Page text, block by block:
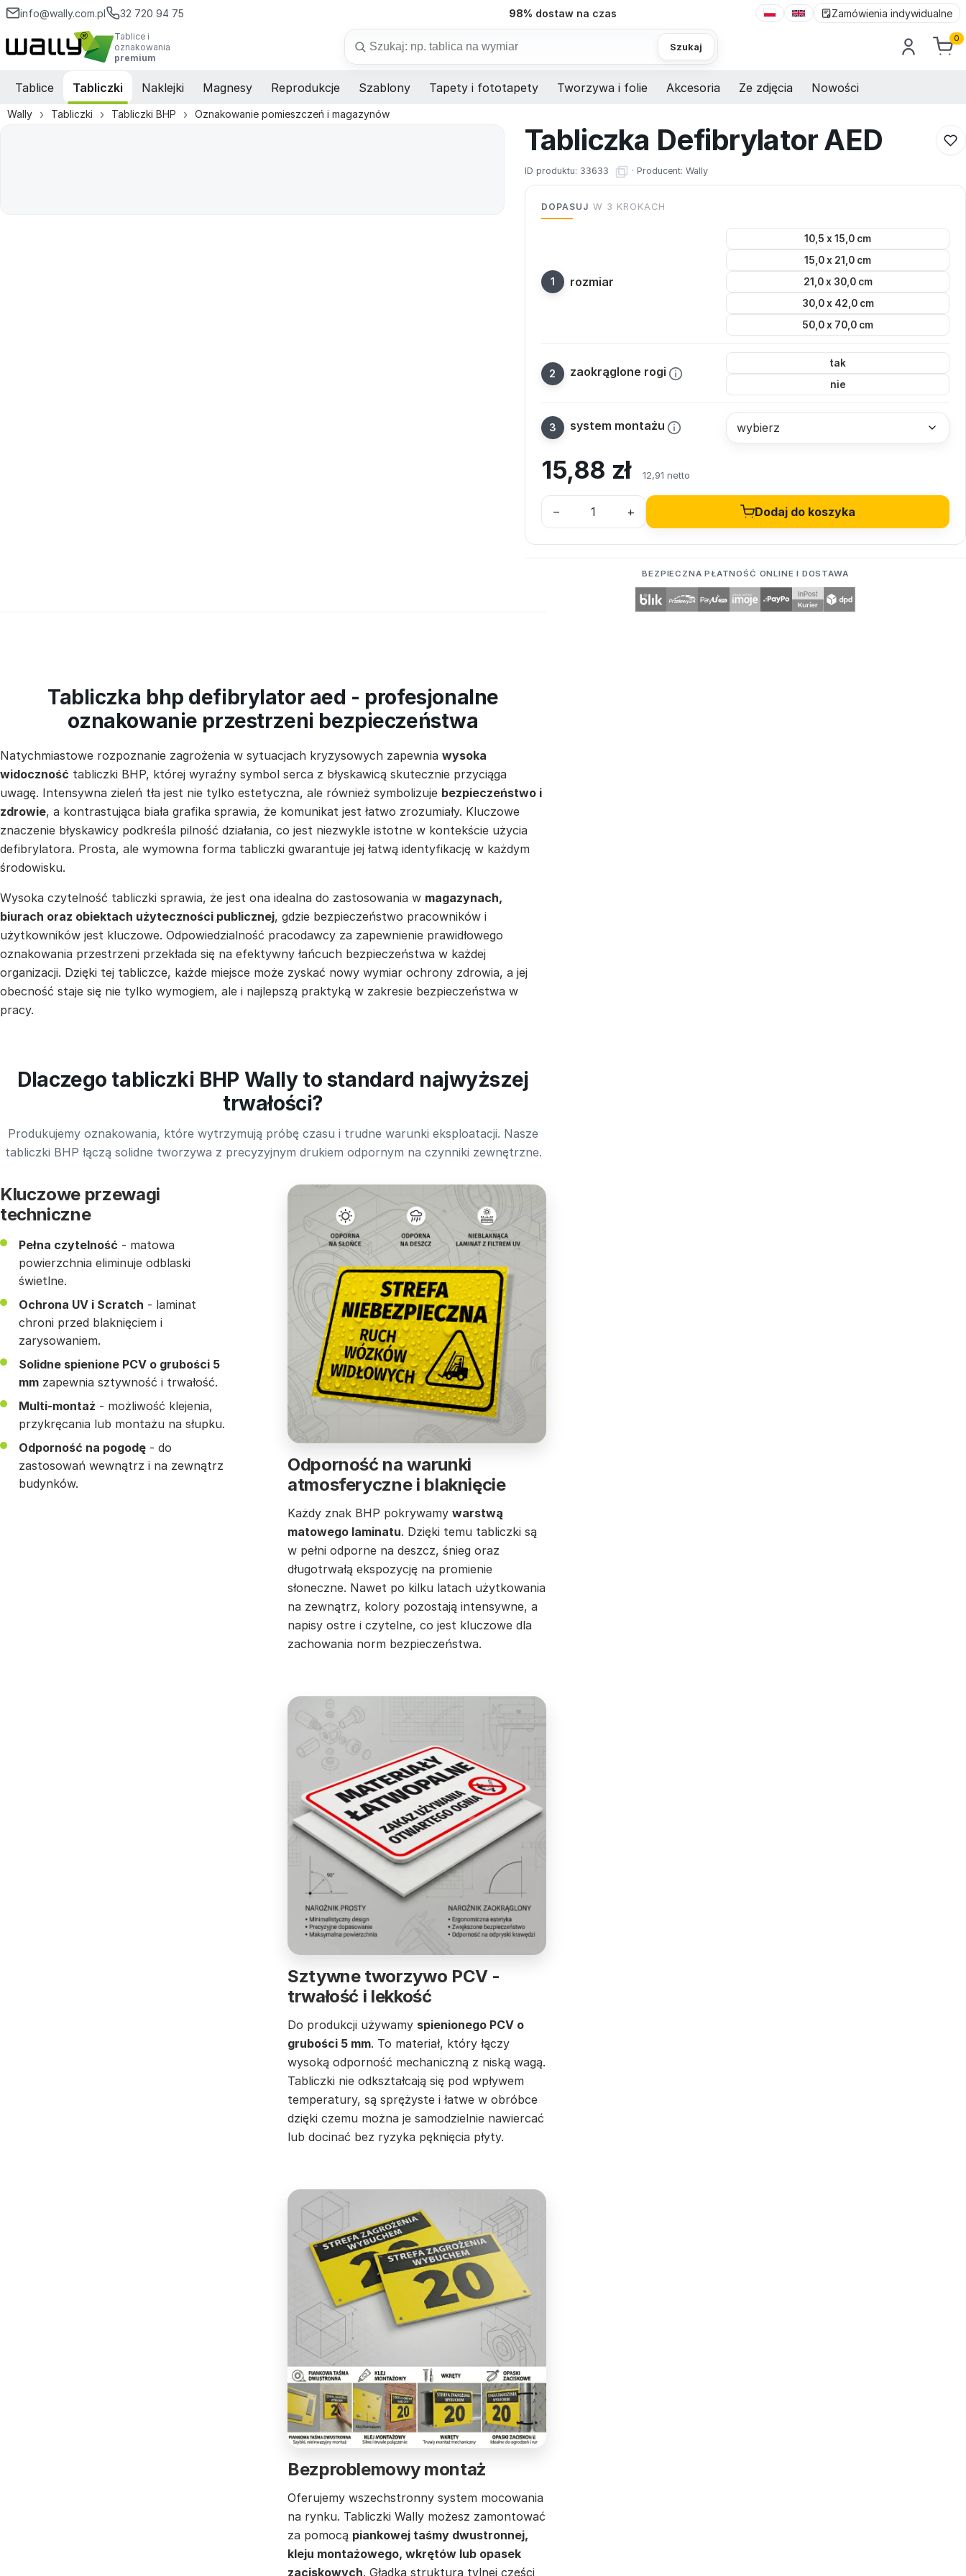
info@wally.com.pl 32 720 94 75 98% dostaw na czas Zamówienia indywidualne
Tablice i
oznakowania
premium
Szukaj
0
Tablice Tabliczki Naklejki Magnesy Reprodukcje Szablony Tapety i fototapety Tworzywa i folie Akcesoria Ze zdjęcia Nowości
Wally Tabliczki Tabliczki BHP Oznakowanie pomieszczeń i magazynów
Tabliczka Defibrylator AED
ID produktu: 33633 · Producent: Wally
DOPASUJ W 3 KROKACH
rozmiar
10,5 x 15,0 cm
15,0 x 21,0 cm
21,0 x 30,0 cm
30,0 x 42,0 cm
50,0 x 70,0 cm
zaokrąglone rogi
tak
nie
system montażu
15,88 zł 12,91 netto
– + Dodaj do koszyka
BEZPIECZNA PŁATNOŚĆ ONLINE I DOSTAWA
Tabliczka bhp defibrylator aed - profesjonalne
oznakowanie przestrzeni bezpieczeństwa
Natychmiastowe rozpoznanie zagrożenia w sytuacjach kryzysowych zapewnia wysoka
widoczność tabliczki BHP, której wyraźny symbol serca z błyskawicą skutecznie przyciąga
uwagę. Intensywna zieleń tła jest nie tylko estetyczna, ale również symbolizuje bezpieczeństwo i
zdrowie, a kontrastująca biała grafika sprawia, że komunikat jest łatwo zrozumiały. Kluczowe
znaczenie błyskawicy podkreśla pilność działania, co jest niezwykle istotne w kontekście użycia
defibrylatora. Prosta, ale wymowna forma tabliczki gwarantuje jej łatwą identyfikację w każdym
środowisku.
Wysoka czytelność tabliczki sprawia, że jest ona idealna do zastosowania w magazynach,
biurach oraz obiektach użyteczności publicznej, gdzie bezpieczeństwo pracowników i
użytkowników jest kluczowe. Odpowiedzialność pracodawcy za zapewnienie prawidłowego
oznakowania przestrzeni przekłada się na efektywny łańcuch bezpieczeństwa w każdej
organizacji. Dzięki tej tabliczce, każde miejsce może zyskać nowy wymiar ochrony zdrowia, a jej
obecność staje się nie tylko wymogiem, ale i najlepszą praktyką w zakresie bezpieczeństwa w
pracy.
Dlaczego tabliczki BHP Wally to standard najwyższej
trwałości?
Produkujemy oznakowania, które wytrzymują próbę czasu i trudne warunki eksploatacji. Nasze
tabliczki BHP łączą solidne tworzywa z precyzyjnym drukiem odpornym na czynniki zewnętrzne.
Kluczowe przewagi
techniczne
Pełna czytelność - matowa
powierzchnia eliminuje odblaski
świetlne.
Ochrona UV i Scratch - laminat
chroni przed blaknięciem i
zarysowaniem.
Solidne spienione PCV o grubości 5
mm zapewnia sztywność i trwałość.
Multi-montaż - możliwość klejenia,
przykręcania lub montażu na słupku.
Odporność na pogodę - do
zastosowań wewnątrz i na zewnątrz
budynków.
Odporność na warunki
atmosferyczne i blaknięcie
Każdy znak BHP pokrywamy warstwą
matowego laminatu. Dzięki temu tabliczki są
w pełni odporne na deszcz, śnieg oraz
długotrwałą ekspozycję na promienie
słoneczne. Nawet po kilku latach użytkowania
na zewnątrz, kolory pozostają intensywne, a
napisy ostre i czytelne, co jest kluczowe dla
zachowania norm bezpieczeństwa.
Sztywne tworzywo PCV -
trwałość i lekkość
Do produkcji używamy spienionego PCV o
grubości 5 mm. To materiał, który łączy
wysoką odporność mechaniczną z niską wagą.
Tabliczki nie odkształcają się pod wpływem
temperatury, są sprężyste i łatwe w obróbce
dzięki czemu można je samodzielnie nawiercać
lub docinać bez ryzyka pęknięcia płyty.
Bezproblemowy montaż
Oferujemy wszechstronny system mocowania
na rynku. Tabliczki Wally możesz zamontować
za pomocą piankowej taśmy dwustronnej,
kleju montażowego, wkrętów lub opasek
zaciskowych. Gładka struktura tylnej części